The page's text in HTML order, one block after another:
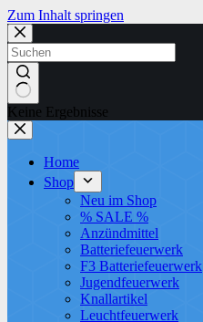
Zum Inhalt springen
Keine Ergebnisse
Home
Shop
Neu im Shop
% SALE %
Anzündmittel
Batteriefeuerwerk
F3 Batteriefeuerwerk
Jugendfeuerwerk​
Knallartikel
Leuchtfeuerwerk​